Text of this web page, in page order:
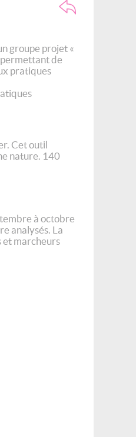
groupe projet «
permettant de
pratiques
Cet outil
nature. 140
à octobre
analysés. La
et marcheurs